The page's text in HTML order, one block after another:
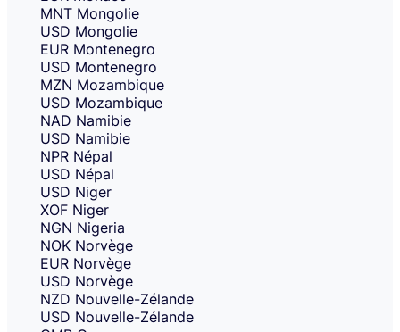
MNT Mongolie
USD Mongolie
EUR Montenegro
USD Montenegro
MZN Mozambique
USD Mozambique
NAD Namibie
USD Namibie
NPR Népal
USD Népal
USD Niger
XOF Niger
NGN Nigeria
NOK Norvège
EUR Norvège
USD Norvège
NZD Nouvelle-Zélande
USD Nouvelle-Zélande